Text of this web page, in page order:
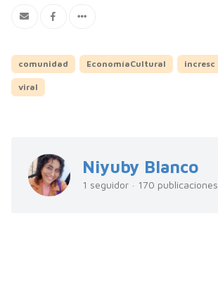
comunidad EconomíaCultural incresc
viral
Niyuby Blanco
1 seguidor · 170 publicaciones